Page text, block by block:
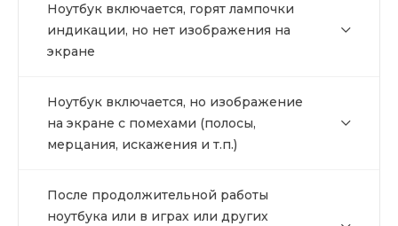
Ноутбук включается, горят лампочки
индикации, но нет изображения на
экране
Ноутбук включается, но изображение
на экране с помехами (полосы,
мерцания, искажения и т.п.)
После продолжительной работы
ноутбука или в играх или других